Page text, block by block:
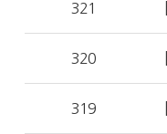
321
320
319